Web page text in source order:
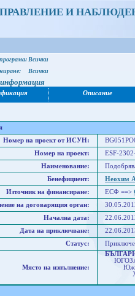
И
Всички
Всички
Описание
Номер на проект от ИСУН:
Номер на проект:
ESF-
Наименование:
Бенефициент:
Неохим
Източник на финансиране:
ЕСФ ==>
на договарящия орган:
Начална дата:
Дата на приключване:
Статус:
Място на изпълнение:
Южен